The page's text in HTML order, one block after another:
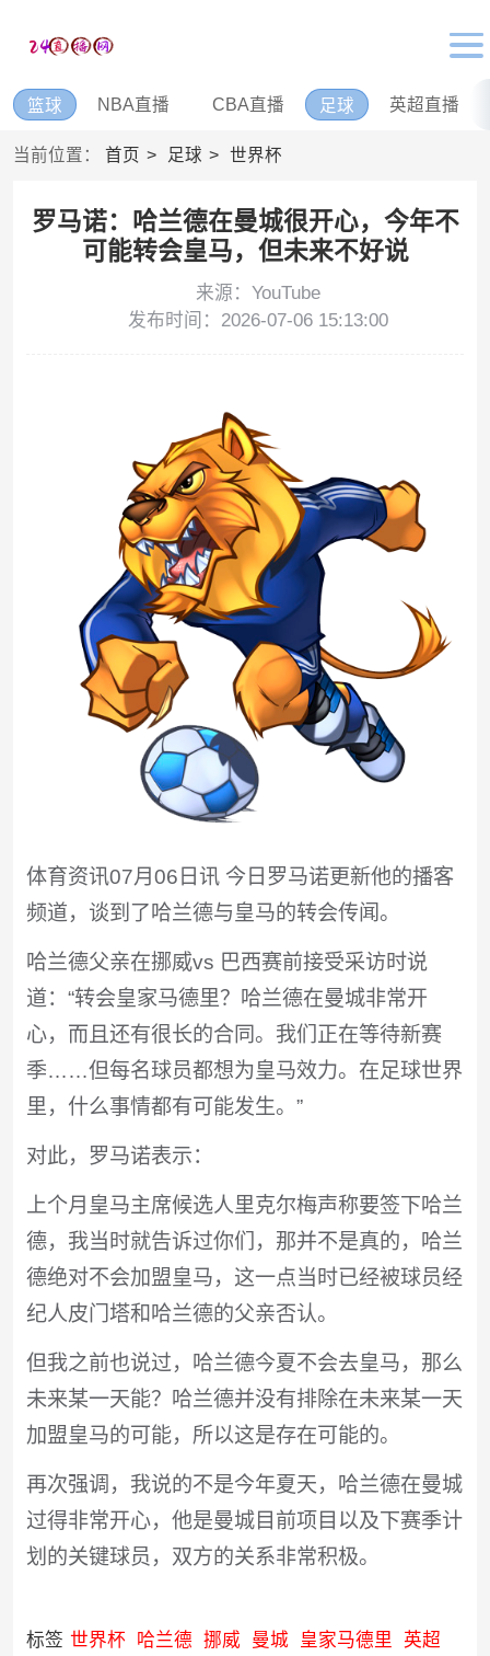
篮球 NBA直播 CBA直播 足球 英超直播
当前位置： 首页 足球 世界杯
罗马诺：哈兰德在曼城很开心，今年不
可能转会皇马，但未来不好说
来源：YouTube
发布时间：2026-07-06 15:13:00
体育资讯07月06日讯 今日罗马诺更新他的播客
频道，谈到了哈兰德与皇马的转会传闻。
哈兰德父亲在挪威vs 巴西赛前接受采访时说
道：“转会皇家马德里？哈兰德在曼城非常开
心，而且还有很长的合同。我们正在等待新赛
季……但每名球员都想为皇马效力。在足球世界
里，什么事情都有可能发生。”
对此，罗马诺表示：
上个月皇马主席候选人里克尔梅声称要签下哈兰
德，我当时就告诉过你们，那并不是真的，哈兰
德绝对不会加盟皇马，这一点当时已经被球员经
纪人皮门塔和哈兰德的父亲否认。
但我之前也说过，哈兰德今夏不会去皇马，那么
未来某一天能？哈兰德并没有排除在未来某一天
加盟皇马的可能，所以这是存在可能的。
再次强调，我说的不是今年夏天，哈兰德在曼城
过得非常开心，他是曼城目前项目以及下赛季计
划的关键球员，双方的关系非常积极。
标签 世界杯 哈兰德 挪威 曼城 皇家马德里 英超